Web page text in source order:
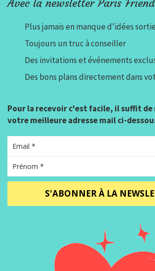
Avec la newsletter Paris
Plus jamais en manque d'idées
Toujours un truc à conseiller
Des invitations et événements
Des bons plans directement dans
Pour la recevoir c'est facile, il suffit de
votre meilleure adresse mail ci-
S'ABONNER À LA